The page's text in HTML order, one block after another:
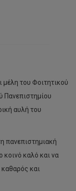
του Φοιτητικού
Πανεπιστημίου
αυλή του
πανεπιστημιακή
κοινό καλό και να
και